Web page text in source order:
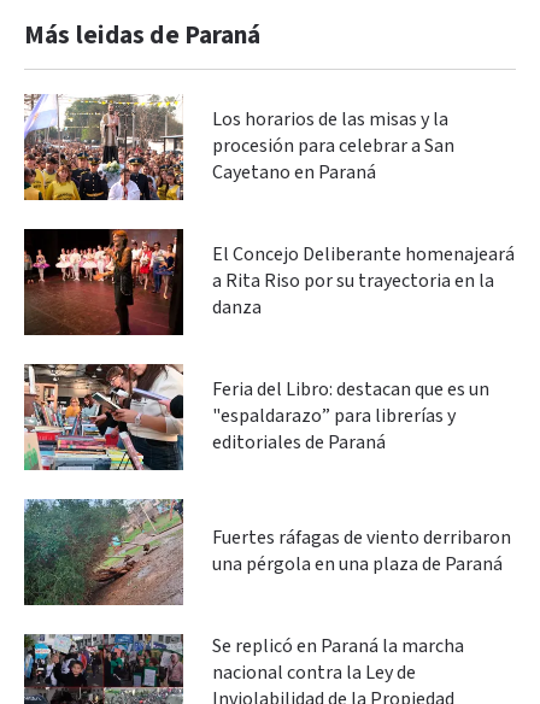
Más leidas de Paraná
Los horarios de las misas y la
procesión para celebrar a San
Cayetano en Paraná
El Concejo Deliberante homenajeará
a Rita Riso por su trayectoria en la
danza
Feria del Libro: destacan que es un
"espaldarazo” para librerías y
editoriales de Paraná
Fuertes ráfagas de viento derribaron
una pérgola en una plaza de Paraná
Se replicó en Paraná la marcha
nacional contra la Ley de